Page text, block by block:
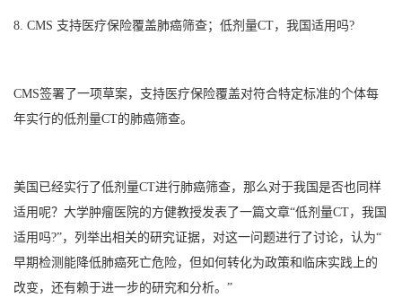
8. CMS 支持医疗保险覆盖肺癌筛查；低剂量CT，我国适用吗?
CMS签署了一项草案，支持医疗保险覆盖对符合特定标准的个体每
年实行的低剂量CT的肺癌筛查。
美国已经实行了低剂量CT进行肺癌筛查，那么对于我国是否也同样
适用呢？大学肿瘤医院的方健教授发表了一篇文章“低剂量CT，我国
适用吗?”，列举出相关的研究证据，对这一问题进行了讨论，认为“
早期检测能降低肺癌死亡危险，但如何转化为政策和临床实践上的
改变，还有赖于进一步的研究和分析。”